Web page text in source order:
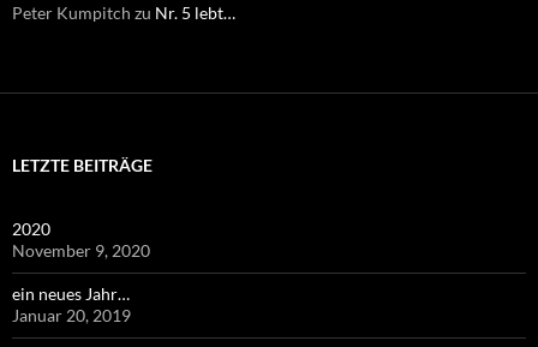
Peter Kumpitch zu Nr. 5 lebt…
LETZTE BEITRÄGE
2020
November 9, 2020
ein neues Jahr…
Januar 20, 2019